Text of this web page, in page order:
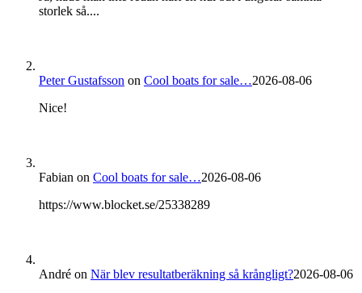
storlek så....
Peter Gustafsson on Cool boats for sale…2026-08-06
Nice!
Fabian on Cool boats for sale…2026-08-06
https://www.blocket.se/25338289
André on När blev resultatberäkning så krångligt?2026-08-06